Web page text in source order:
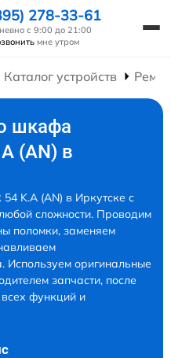
278-33-61
с 9:00 до 21:00
мне утром
Каталог устройств
шкафа
(AN) в
K.A (AN) в Иркутске с
сложности. Проводим
поломки, заменяем
Используем оригинальные
запчасти, после
функций и